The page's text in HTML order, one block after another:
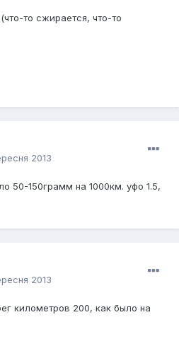
то сжирается, что-то
2013
50-150грамм на 1000км. уфо 1.5,
2013
километров 200, как было на